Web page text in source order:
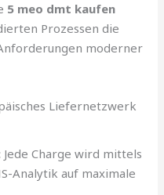
5 meo dmt kaufen
Prozessen die
moderner
Liefernetzwerk
Jede Charge wird mittels
Analytik auf maximale